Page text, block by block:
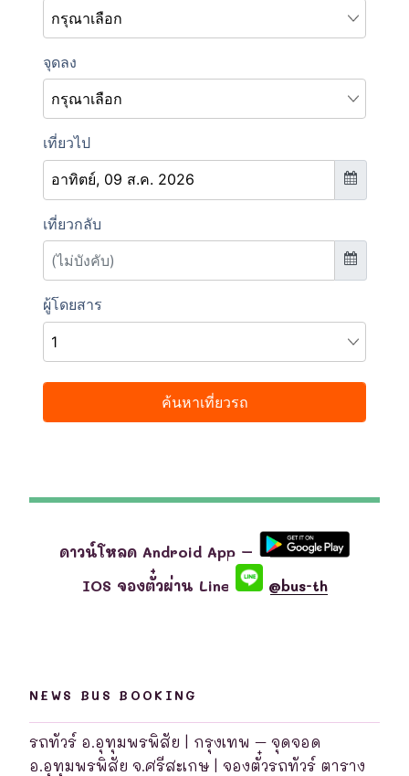
ดาวน์โหลด Android App –
IOS จองตั๋วผ่าน Line
@bus-th
NEWS BUS BOOKING
รถทัวร์ อ.อุทุมพรพิสัย | กรุงเทพ – จุดจอด
อ.อุทุมพรพิสัย จ.ศรีสะเกษ | จองตั๋วรถทัวร์ ตาราง